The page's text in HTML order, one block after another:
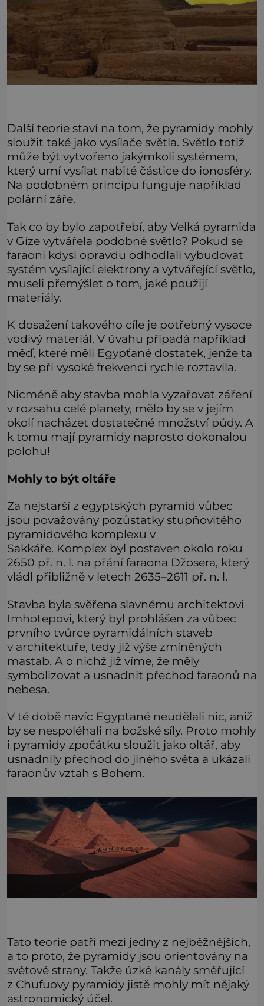
Další teorie staví na tom, že pyramidy mohly
sloužit také jako vysílače světla. Světlo totiž
může být vytvořeno jakýmkoli systémem,
který umí vysílat nabité částice do ionosféry.
Na podobném principu funguje například
polární záře.
Tak co by bylo zapotřebí, aby Velká pyramida
v Gíze vytvářela podobné světlo? Pokud se
faraoni kdysi opravdu odhodlali vybudovat
systém vysílající elektrony a vytvářející světlo,
museli přemýšlet o tom, jaké použijí
materiály.
K dosažení takového cíle je potřebný vysoce
vodivý materiál. V úvahu připadá například
měď, které měli Egypťané dostatek, jenže ta
by se při vysoké frekvenci rychle roztavila.
Nicméně aby stavba mohla vyzařovat záření
v rozsahu celé planety, mělo by se v jejím
okolí nacházet dostatečné množství půdy. A
k tomu mají pyramidy naprosto dokonalou
polohu!
Mohly to být oltáře
Za nejstarší z egyptských pyramid vůbec
jsou považovány pozůstatky stupňovitého
pyramidového komplexu v
Sakkáře. Komplex byl postaven okolo roku
2650 př. n. l. na přání faraona Džosera, který
vládl přibližně v letech 2635–2611 př. n. l.
Stavba byla svěřena slavnému architektovi
Imhotepovi, který byl prohlášen za vůbec
prvního tvůrce pyramidálních staveb
v architektuře, tedy již výše zmíněných
mastab. A o nichž již víme, že měly
symbolizovat a usnadnit přechod faraonů na
nebesa.
V té době navíc Egypťané neudělali nic, aniž
by se nespoléhali na božské síly. Proto mohly
i pyramidy zpočátku sloužit jako oltář, aby
usnadnily přechod do jiného světa a ukázali
faraonův vztah s Bohem.
Tato teorie patří mezi jedny z nejběžnějších,
a to proto, že pyramidy jsou orientovány na
světové strany. Takže úzké kanály směřující
z Chufuovy pyramidy jistě mohly mít nějaký
astronomický účel.